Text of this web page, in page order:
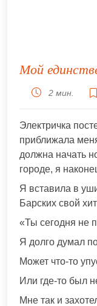
Мой
2 мин.
Электричка
приближала
должна начать
городе, я
Я вставила в
Барских свой
«Ты сегодня не
Я долго думал
Может что-то
Или где-то был
Мне так и